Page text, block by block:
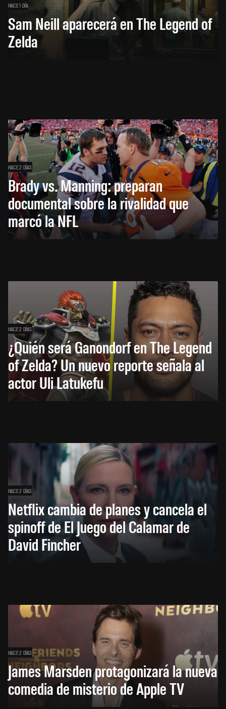
HACE 1 DÍA
Sam Neill aparecerá en The Legend of
Zelda
HACE 2 DÍAS
Brady vs. Manning: preparan
documental sobre la rivalidad que
marcó la NFL
HACE 2 DÍAS
¿Quién será Ganondorf en The Legend
of Zelda? Un nuevo reporte señala al
actor Uli Latukefu
HACE 2 DÍAS
Netflix cambia de planes y cancela el
spinoff de El Juego del Calamar de
David Fincher
HACE 2 DÍAS
James Marsden protagonizará la nueva
comedia de misterio de Apple TV